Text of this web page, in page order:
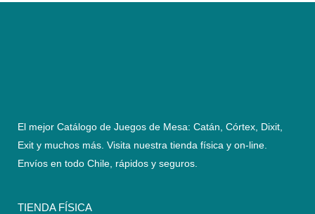
El mejor Catálogo de Juegos de Mesa: Catán, Córtex, Dixit,
Exit y muchos más. Visita nuestra tienda física y on-line.
Envíos en todo Chile, rápidos y seguros
TIENDA FÍSICA